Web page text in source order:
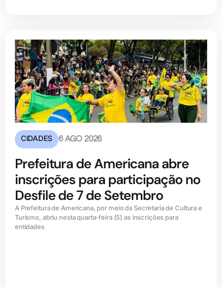
CIDADES 6 AGO 2026
Prefeitura de Americana abre
inscrições para participação no
Desfile de 7 de Setembro
A Prefeitura de Americana, por meio da Secretaria de Cultura e
Turismo, abriu nesta quarta-feira (5) as inscrições para
entidades